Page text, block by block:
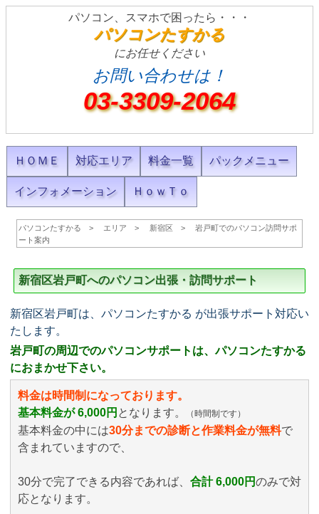
パソコン、スマホで困ったら・・・
パソコンたすかる
にお任せください
お問い合わせは！
03-3309-2064
ＨＯＭＥ 対応エリア 料金一覧 パックメニュー
インフォメーション ＨｏｗＴｏ
パソコンたすかる エリア 新宿区
岩戸町でのパソコン訪問サポ
ート案内
新宿区岩戸町へのパソコン出張・訪問サポート
新宿区岩戸町は、パソコンたすかる が出張サポート対応い
たします。
岩戸町の周辺でのパソコンサポートは、パソコンたすかる
におまかせ下さい。
料金は時間制になっております。
基本料金が 6,000円 となります。 （時間制です）
基本料金の中には30分までの診断と作業料金が無料で
含まれていますので、
30分で完了できる内容であれば、 合計 6,000円のみで対
応となります。